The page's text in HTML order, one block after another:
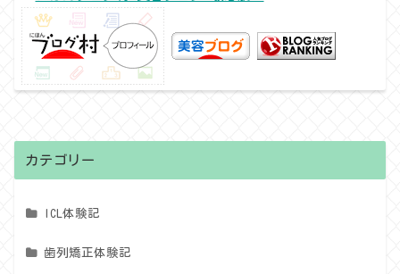
カテゴリー
ICL体験記
歯列矯正体験記